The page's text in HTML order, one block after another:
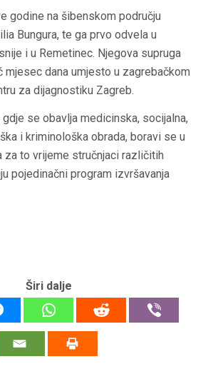
godine na šibenskom području
Bungura, te ga prvo odvela u
i u Remetinec. Njegova supruga
mjesec dana umjesto u zagrebačkom
za dijagnostiku Zagreb.
gdje se obavlja medicinska, socijalna,
i kriminološka obrada, boravi se u
za to vrijeme stručnjaci različitih
pojedinačni program izvršavanja
Širi dalje